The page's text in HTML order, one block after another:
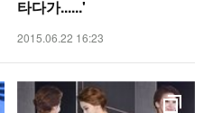
타다가......'
2015.06.22 16:23